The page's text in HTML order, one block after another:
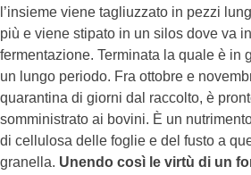
l’insieme viene tagliuzzato in pezzi
più e viene stipato in un silos dove va
fermentazione. Terminata la quale è in
un lungo periodo. Fra ottobre e
quarantina di giorni dal raccolto, è
somministrato ai bovini. È un
di cellulosa delle foglie e del fusto a
granella. Unendo così le virtù di un